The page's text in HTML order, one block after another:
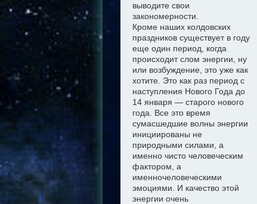
выводите свои
закономерности.
Кроме наших колдовских
праздников существует в году
еще один период, когда
происходит слом энергии, ну
или возбуждение, это уже как
хотите. Это как раз период с
наступления Нового Года до
14 января — старого нового
года. Все это время
сумасшедшие волны энергии
инициированы не
природными силами, а
именно чисто человеческим
фактором, а
именночеловеческими
эмоциями. И качество этой
энергии очень